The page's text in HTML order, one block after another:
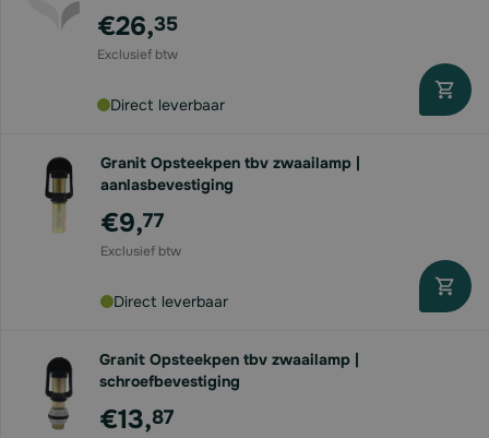
€26,35
Direct leverbaar
Granit Opsteekpen tbv zwaailamp |
aanlasbevestiging
€9,77
Direct leverbaar
Granit Opsteekpen tbv zwaailamp |
schroefbevestiging
€13,87